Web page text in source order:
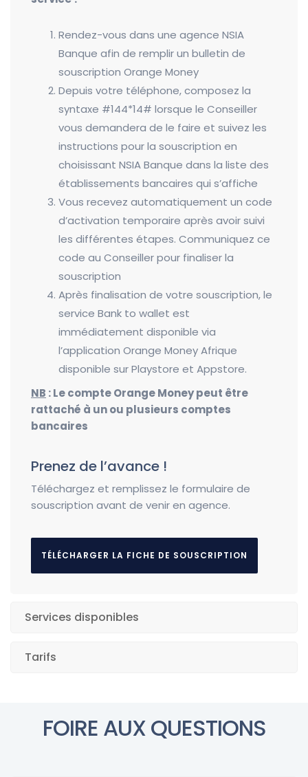
Rendez-vous dans une agence NSIA
Banque afin de remplir un bulletin de
souscription Orange Money
Depuis votre téléphone, composez la
syntaxe #144*14# lorsque le Conseiller
vous demandera de le faire et suivez les
instructions pour la souscription en
choisissant NSIA Banque dans la liste des
établissements bancaires qui s’affiche
Vous recevez automatiquement un code
d’activation temporaire après avoir suivi
les différentes étapes. Communiquez ce
code au Conseiller pour finaliser la
souscription
Après finalisation de votre souscription, le
service Bank to wallet est
immédiatement disponible via
l’application Orange Money Afrique
disponible sur Playstore et Appstore.
NB : Le compte Orange Money peut être
rattaché à un ou plusieurs comptes
bancaires
Prenez de l’avance !
Téléchargez et remplissez le formulaire de
souscription avant de venir en agence.
TÉLÉCHARGER LA FICHE DE SOUSCRIPTION
Services disponibles
Tarifs
FOIRE AUX QUESTIONS